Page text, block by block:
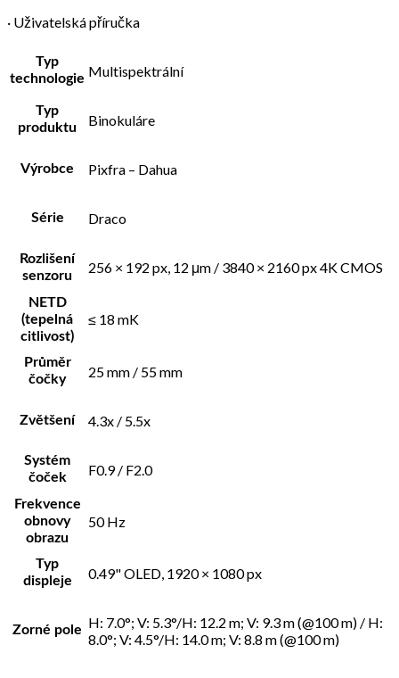
· Uživatelská příručka
Typ
technologie Multispektrální
Typ
produktu
Binokuláre
Výrobce Pixfra – Dahua
Série Draco
Rozlišení
senzoru
256 × 192 px, 12 μm / 3840 × 2160 px 4K CMOS
NETD
(tepelná
citlivost)
≤ 18 mK
Průměr
čočky
25 mm / 55 mm
Zvětšení 4.3x / 5.5x
Systém
čoček
F0.9 / F2.0
Frekvence
obnovy
obrazu
50 Hz
Typ
displeje
0.49" OLED, 1920 × 1080 px
Zorné pole H: 7.0°; V: 5.3°/H: 12.2 m; V: 9.3 m (@100 m) / H:
8.0°; V: 4.5°/H: 14.0 m; V: 8.8 m (@100 m)